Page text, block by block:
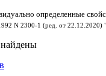
определенные
N 2300-1 (ред. от 22.12.2020)